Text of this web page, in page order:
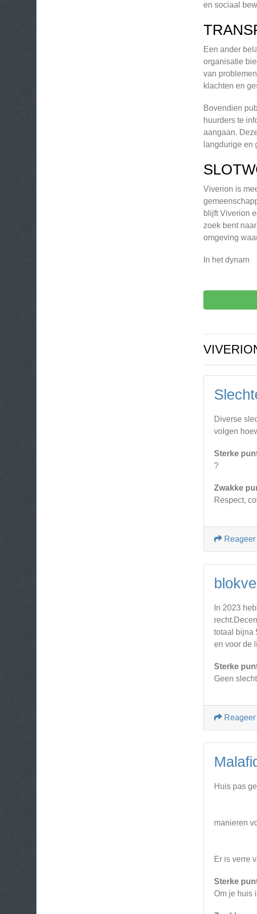
en sociaal
Een ander
organisatie
van
klachten en
Bovendien
huurders te
aangaan.
langdurige en
Viverion is
blijft Viverion
zoek bent
omgeving
In het dynam
Diverse
volgen
Sterke
?
Zwakke
Respect,
Reageer
In 2023
totaal bijna
en voor de
Sterke
Geen
Reageer
Huis pas
manieren
Er is verre
Sterke
Om je huis